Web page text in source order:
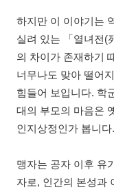
하지만 이 이야기는
실려 있는 「열녀전(
의 차이가 존재하기
너무나도 맞아 떨어
힘들어 보입니다. 학
대의 부모의 마음은
인지상정인가 봅니다.
맹자는 공자 이후 유
자로, 인간의 본성과